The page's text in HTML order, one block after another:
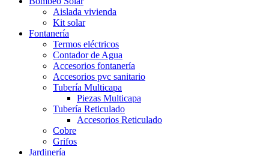
Aislada vivienda
Kit solar
Fontanería
Termos eléctricos
Contador de Agua
Accesorios fontanería
Accesorios pvc sanitario
Tubería Multicapa
Piezas Multicapa
Tubería Reticulado
Accesorios Reticulado
Cobre
Grifos
Jardinería